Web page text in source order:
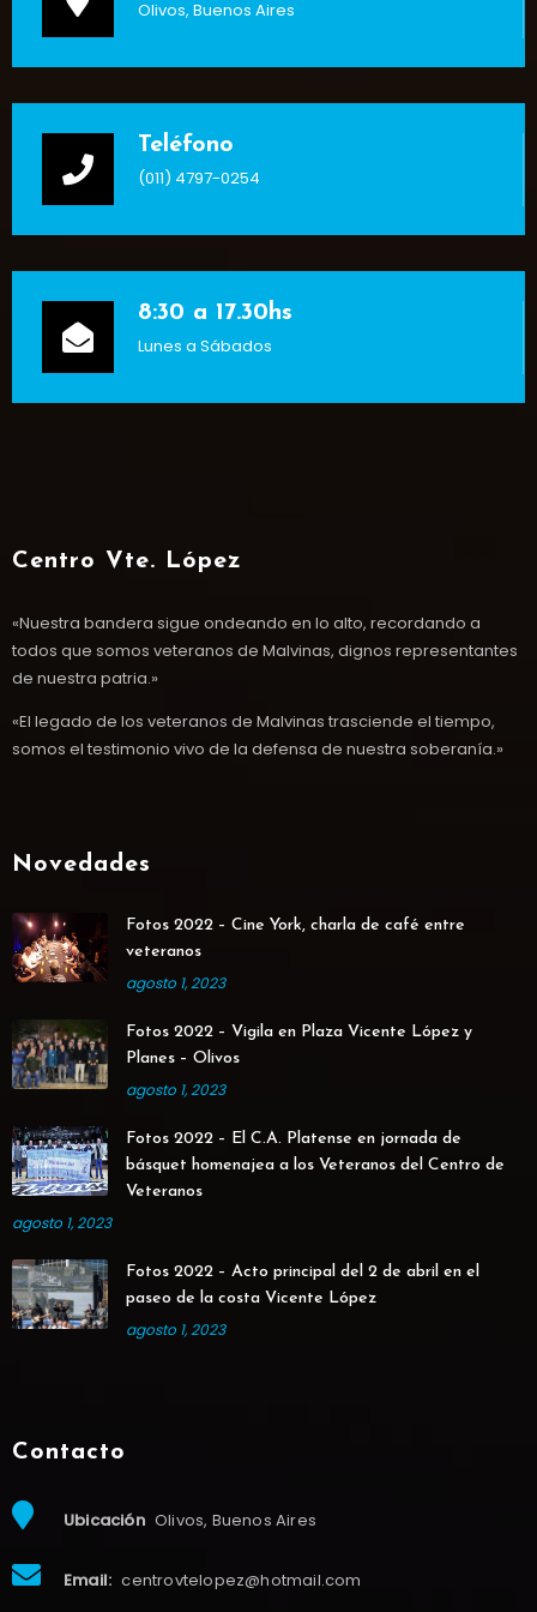
Olivos, Buenos Aires
Teléfono
(011) 4797-0254
8:30 a 17.30hs
Lunes a Sábados
Centro Vte. López
«Nuestra bandera sigue ondeando en lo alto, recordando a
todos que somos veteranos de Malvinas, dignos representantes
de nuestra patria.»
«El legado de los veteranos de Malvinas trasciende el tiempo,
somos el testimonio vivo de la defensa de nuestra soberanía.»
Novedades
Fotos 2022 – Cine York, charla de café entre
veteranos
agosto 1, 2023
Fotos 2022 – Vigila en Plaza Vicente López y
Planes – Olivos
agosto 1, 2023
Fotos 2022 – El C.A. Platense en jornada de
básquet homenajea a los Veteranos del Centro de
Veteranos
agosto 1, 2023
Fotos 2022 – Acto principal del 2 de abril en el
paseo de la costa Vicente López
agosto 1, 2023
Contacto
Ubicación Olivos, Buenos Aires
Email: centrovtelopez@hotmail.com